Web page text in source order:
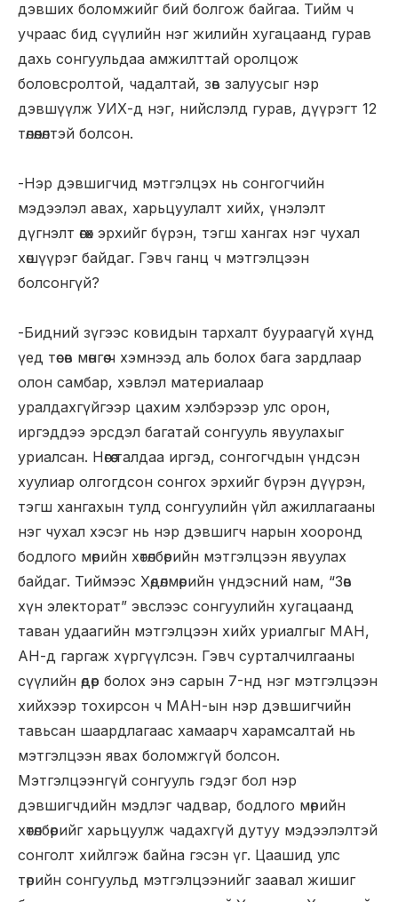
дэвших боломжийг бий болгож байгаа. Тийм ч
учраас бид сүүлийн нэг жилийн хугацаанд гурав
дахь сонгуульдаа амжилттай оролцож
боловсролтой, чадалтай, зөв залуусыг нэр
дэвшүүлж УИХ-д нэг, нийслэлд гурав, дүүрэгт 12
төлөөлөлтэй болсон.
-Нэр дэвшигчид мэтгэлцэх нь сонгогчийн
мэдээлэл авах, харьцуулалт хийх, үнэлэлт
дүгнэлт өгөх эрхийг бүрэн, тэгш хангах нэг чухал
хөшүүрэг байдаг. Гэвч ганц ч мэтгэлцээн
болсонгүй?
-Бидний зүгээс ковидын тархалт буураагүй хүнд
үед төсөв мөнгөө ч хэмнээд аль болох бага зардлаар
олон самбар, хэвлэл материалаар
уралдахгүйгээр цахим хэлбэрээр улс орон,
иргэддээ эрсдэл багатай сонгууль явуулахыг
уриалсан. Нөгөө талдаа иргэд, сонгогчдын үндсэн
хуулиар олгогдсон сонгох эрхийг бүрэн дүүрэн,
тэгш хангахын тулд сонгуулийн үйл ажиллагааны
нэг чухал хэсэг нь нэр дэвшигч нарын хооронд
бодлого мөрийн хөтөлбөрийн мэтгэлцээн явуулах
байдаг. Тиймээс Хөдөлмөрийн үндэсний нам, “Зөв
хүн электорат” эвслээс сонгуулийн хугацаанд
таван удаагийн мэтгэлцээн хийх уриалгыг МАН,
АН-д гаргаж хүргүүлсэн. Гэвч сурталчилгааны
сүүлийн өдөр болох энэ сарын 7-нд нэг мэтгэлцээн
хийхээр тохирсон ч МАН-ын нэр дэвшигчийн
тавьсан шаардлагаас хамаарч харамсалтай нь
мэтгэлцээн явах боломжгүй болсон.
Мэтгэлцээнгүй сонгууль гэдэг бол нэр
дэвшигчдийн мэдлэг чадвар, бодлого мөрийн
хөтөлбөрийг харьцуулж чадахгүй дутуу мэдээлэлтэй
сонголт хийлгэж байна гэсэн үг. Цаашид улс
төрийн сонгуульд мэтгэлцээнийг заавал жишиг